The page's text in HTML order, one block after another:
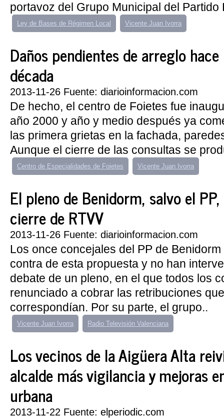
portavoz del Grupo Municipal del Partido
Ley de Bases de Régimen Local Vicente Juan Ivorra
Daños pendientes de arreglo
década
2013-11-26 Fuente: diarioinformacion.com
De hecho, el centro de Foietes fue
año 2000 y año y medio después ya
las primera grietas en la fachada,
Aunque el cierre de las consultas se
Centro de Especialidades de Foietes Vicente Juan Ivorra
El pleno de Benidorm, salvo el
cierre de RTVV
2013-11-26 Fuente: diarioinformacion.com
Los once concejales del PP de
contra de esta propuesta y no han
debate de un pleno, en el que todos los
renunciado a cobrar las retribuciones
correspondían. Por su parte, el grupo..
Vicente Juan Ivorra Radio Televisión Valenciana
Los vecinos de la Aigüera Alta
alcalde más vigilancia y mejoras
urbana
2013-11-22 Fuente: elperiodic.com